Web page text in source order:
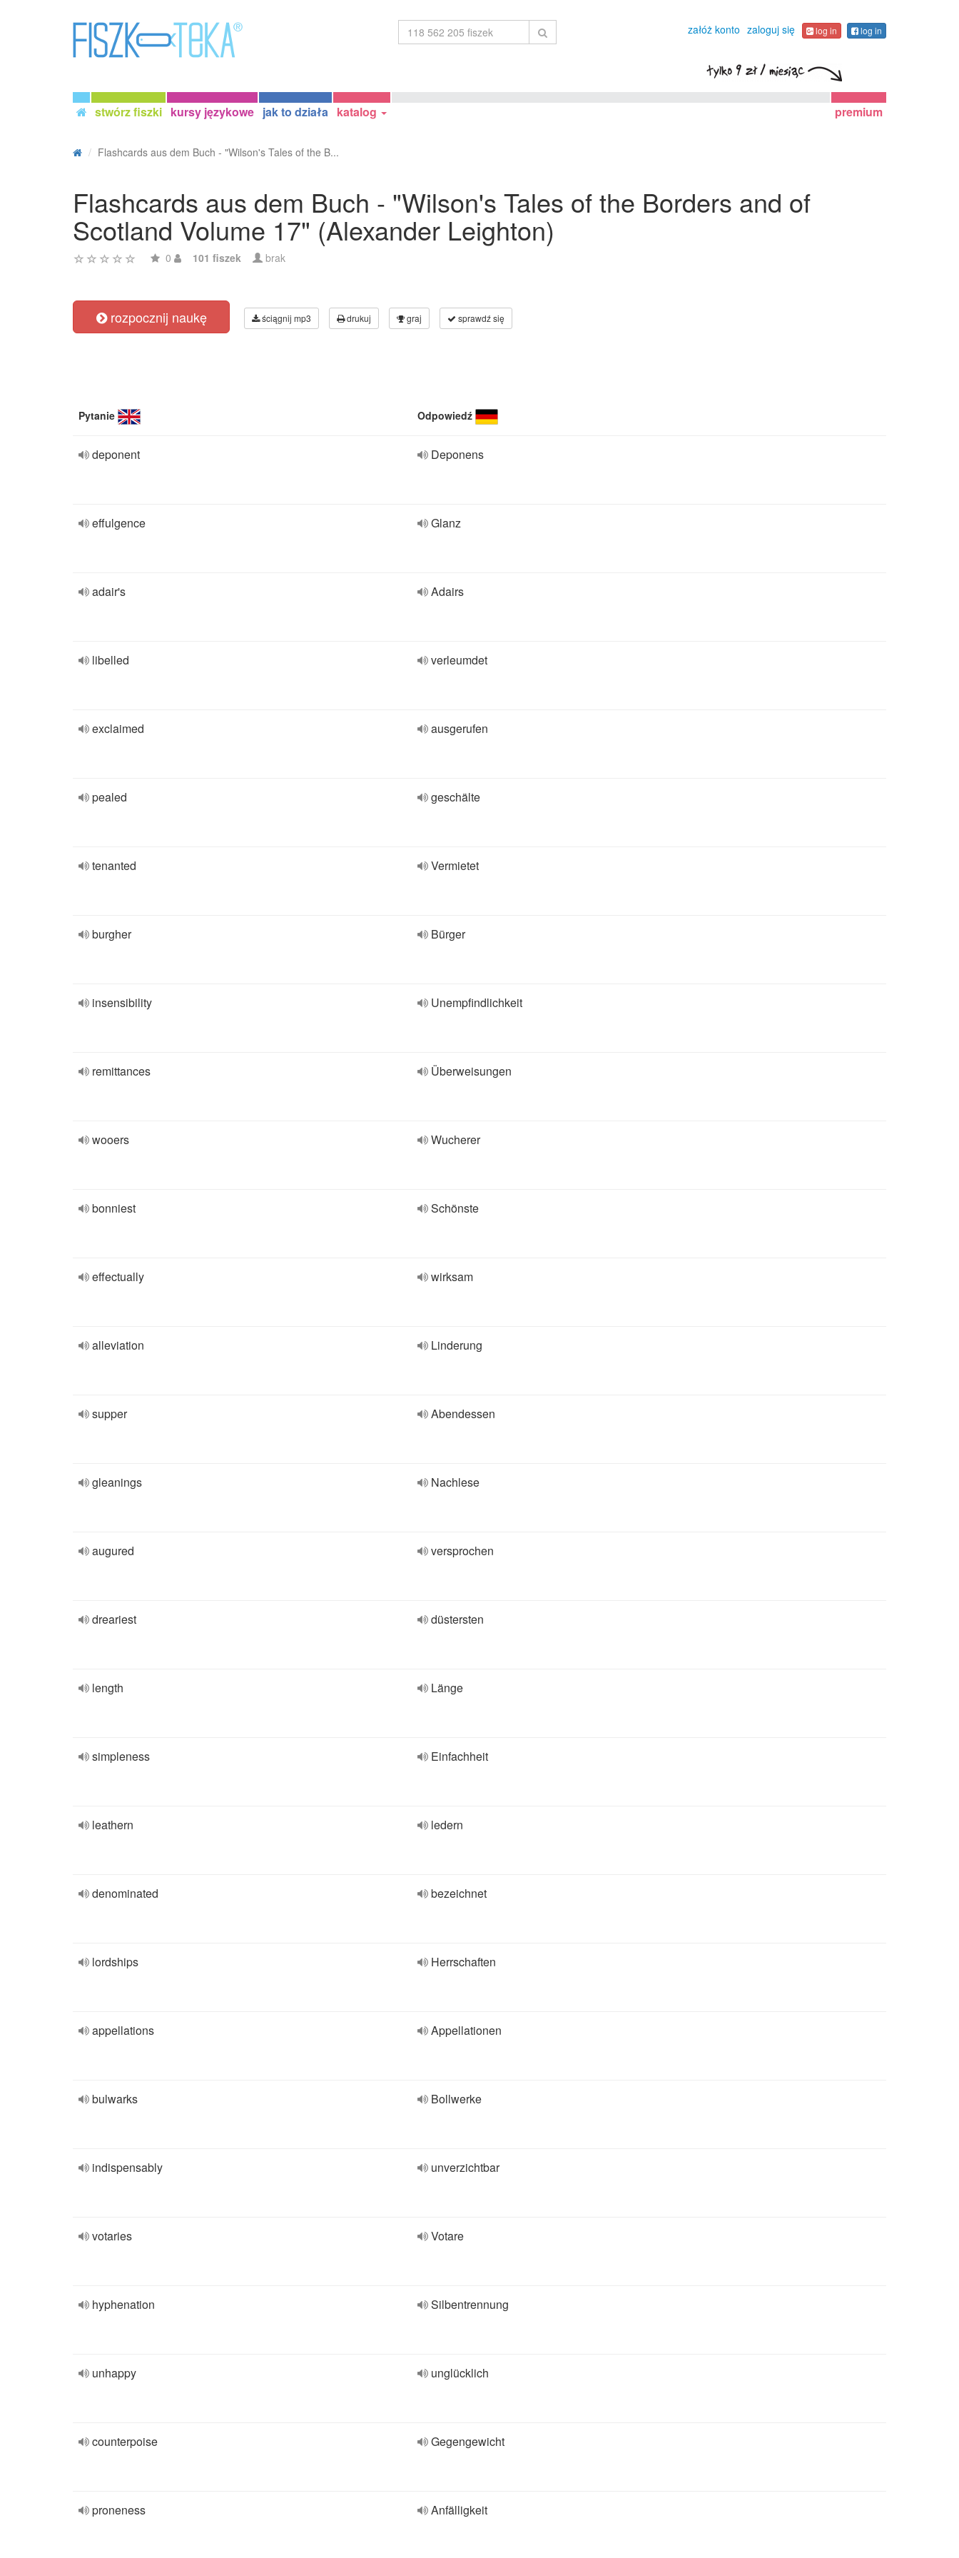
załóż konto zaloguj się log in log in
stwórz fiszki kursy językowe jak to działa katalog premium
Flashcards aus dem Buch - "Wilson's Tales of the B...
Flashcards aus dem Buch - "Wilson's Tales of the Borders and of
Scotland Volume 17" (Alexander Leighton)
0 101 fiszek brak
rozpocznij naukę ściągnij mp3 drukuj graj sprawdź się
Pytanie Odpowiedź
deponent Deponens
effulgence Glanz
adair's Adairs
libelled verleumdet
exclaimed ausgerufen
pealed geschälte
tenanted Vermietet
burgher Bürger
insensibility Unempfindlichkeit
remittances Überweisungen
wooers Wucherer
bonniest Schönste
effectually wirksam
alleviation Linderung
supper Abendessen
gleanings Nachlese
augured versprochen
dreariest düstersten
length Länge
simpleness Einfachheit
leathern ledern
denominated bezeichnet
lordships Herrschaften
appellations Appellationen
bulwarks Bollwerke
indispensably unverzichtbar
votaries Votare
hyphenation Silbentrennung
unhappy unglücklich
counterpoise Gegengewicht
proneness Anfälligkeit